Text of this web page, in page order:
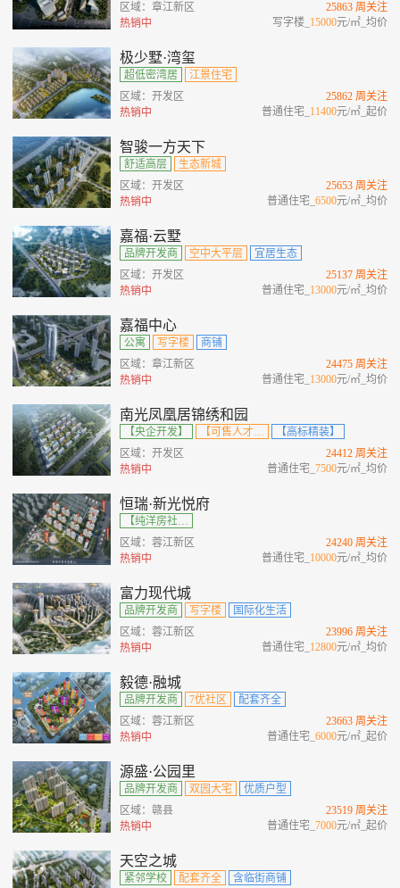
区域：章江新区
热销中
25863 周关注
写字楼_ 15000元/㎡_均价
极少墅·湾玺
超低密湾居
江景住宅
区域：开发区
热销中
25862 周关注
普通住宅_ 11400元/㎡_起价
智骏一方天下
舒适高层
生态新城
区域：开发区
热销中
25653 周关注
普通住宅_6500元/㎡_均价
嘉福·云墅
品牌开发商 空中大平层
宜居生态
区域：开发区
热销中
25137 周关注
普通住宅_ 13000元/㎡_均价
嘉福中心
公寓 写字楼
商铺
区域：章江新区
热销中
24475 周关注
普通住宅_ 13000元/㎡_均价
南光凤凰居锦绣和园
【央企开发】 【可售人才房】
【高标精装】
区域：开发区
热销中
24412 周关注
普通住宅_7500元/㎡_均价
恒瑞·新光悦府
【纯洋房社区】【改善楼盘】【毛坯交付】【超大景观阳台 】【私享电梯厅】
区域：蓉江新区
热销中
24240 周关注
普通住宅_ 10000元/㎡_均价
富力现代城
品牌开发商 写字楼
国际化生活
区域：蓉江新区
热销中
23996 周关注
普通住宅_ 12800元/㎡_均价
毅德·融城
品牌开发商 7优社区
配套齐全
区域：蓉江新区
热销中
23663 周关注
普通住宅_6000元/㎡_起价
源盛·公园里
品牌开发商 双园大宅
优质户型
区域：赣县
热销中
23519 周关注
普通住宅_7000元/㎡_起价
天空之城
紧邻学校 配套齐全
含临街商铺